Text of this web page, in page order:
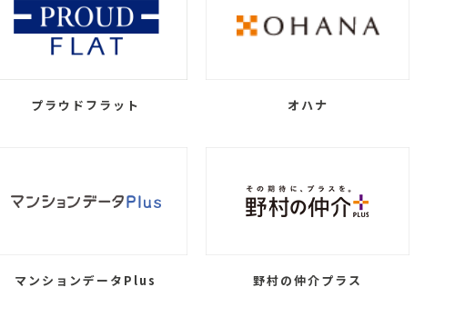
プラウドフラット オハナ
マンションデータPlus 野村の仲介プラス